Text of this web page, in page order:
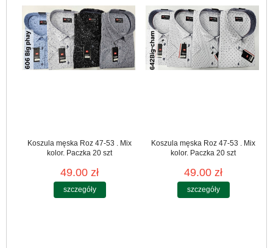
Koszula męska Roz 47-53 . Mix
kolor. Paczka 20 szt
49.00 zł
szczegóły
Koszula męska Roz 47-53 . Mix
kolor. Paczka 20 szt
49.00 zł
szczegóły